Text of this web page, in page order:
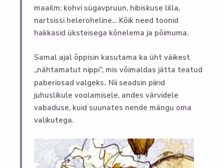
maailm: kohvi sügavpruun, hibiskuse lilla,
nartsissi heleroheline… Kõik need toonid
hakkasid üksteisega kõnelema ja põimuma.
Samal ajal õppisin kasutama ka üht väikest
„nähtamatut nippi“, mis võimaldas jätta teatud
paberiosad valgeks. Nii seadsin piirid
juhuslikule voolamisele, andes värvidele
vabaduse, kuid suunates nende mängu oma
valikutega.